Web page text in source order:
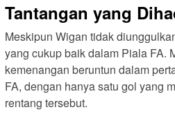
Tantangan yang
Meskipun Wigan tidak
yang cukup baik dalam Piala FA.
kemenangan beruntun dalam
FA, dengan hanya satu gol yang
rentang tersebut.